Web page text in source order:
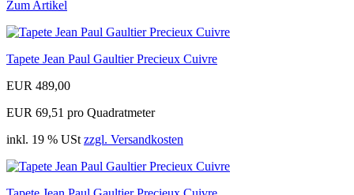
Zum Artikel
Tapete Jean Paul Gaultier Precieux Cuivre
EUR 489,00
EUR 69,51 pro Quadratmeter
inkl. 19 % USt zzgl. Versandkosten